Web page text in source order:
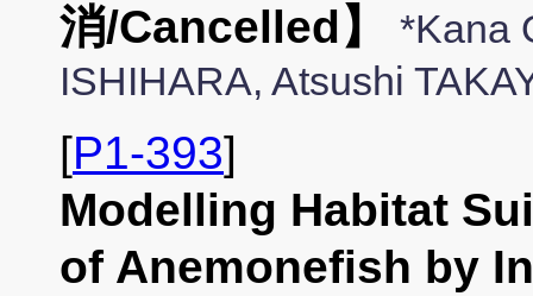
消/Cancelled】
*Kana
ISHIHARA, Atsushi
[P1-393]
Modelling Habitat
of Anemonefish by